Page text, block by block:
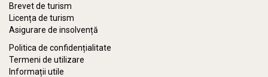
Brevet de turism
Licența de turism
Asigurare de insolvență
Politica de confidențialitate
Termeni de utilizare
Informații utile